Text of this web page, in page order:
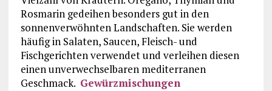
Rosmarin gedeihen besonders gut in den
sonnenverwöhnten Landschaften. Sie werden
häufig in Salaten, Saucen, Fleisch- und
Fischgerichten verwendet und verleihen diesen
einen unverwechselbaren mediterranen
Geschmack. Gewürzmischungen